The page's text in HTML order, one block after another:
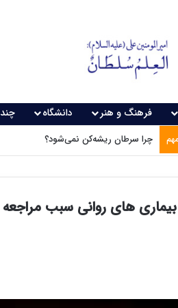
فرهنگ و هنر دانشگاه
چرا سرطان ریشه‌کن نمی‌شود؟
بیماری های روانی سبب